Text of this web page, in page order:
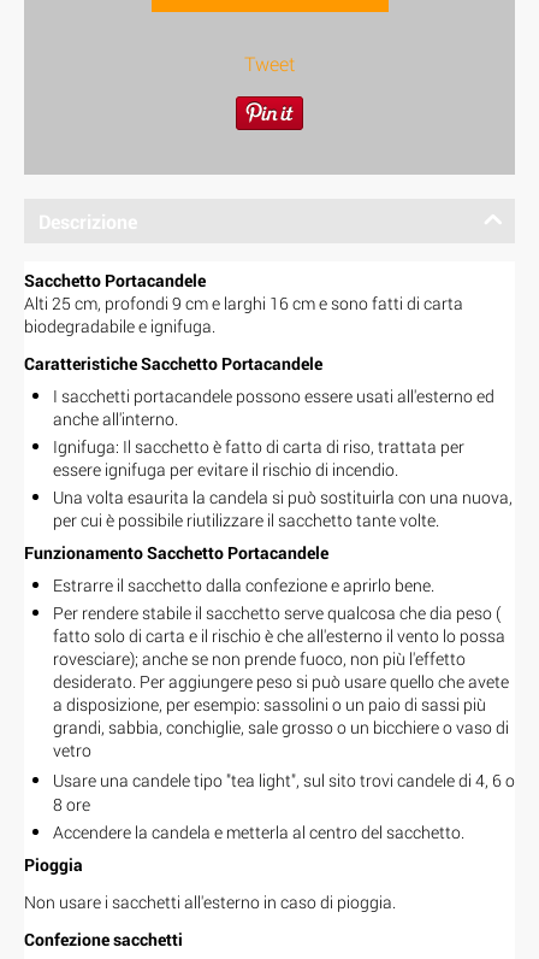
Tweet
Descrizione
Sacchetto Portacandele
Alti 25 cm, profondi 9 cm e larghi 16 cm e sono fatti di carta
biodegradabile e ignifuga.
Caratteristiche Sacchetto Portacandele
I sacchetti portacandele possono essere usati all'esterno ed
anche all'interno.
Ignifuga: Il sacchetto è fatto di carta di riso, trattata per
essere ignifuga per evitare il rischio di incendio.
Una volta esaurita la candela si può sostituirla con una nuova,
per cui è possibile riutilizzare il sacchetto tante volte.
Funzionamento Sacchetto Portacandele
Estrarre il sacchetto dalla confezione e aprirlo bene.
Per rendere stabile il sacchetto serve qualcosa che dia peso (
fatto solo di carta e il rischio è che all'esterno il vento lo possa
rovesciare); anche se non prende fuoco, non più l'effetto
desiderato. Per aggiungere peso si può usare quello che avete
a disposizione, per esempio: sassolini o un paio di sassi più
grandi, sabbia, conchiglie, sale grosso o un bicchiere o vaso di
vetro
Usare una candele tipo "tea light", sul sito trovi candeledi 4, 6 o
8 ore
Accendere la candela e metterla al centro del sacchetto.
Pioggia
Non usare i sacchetti all'esterno in caso di pioggia.
Confezione sacchetti